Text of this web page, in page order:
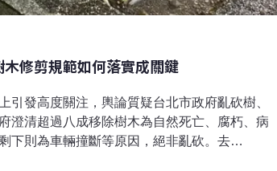
市「砍樹」惹議 樹木修剪規範如何落實成關鍵
引發高度關注，輿論質疑台北市政府亂砍樹、
澄清超過八成移除樹木為自然死亡、腐朽、病
下則為車輛撞斷等原因，絕非亂砍。去